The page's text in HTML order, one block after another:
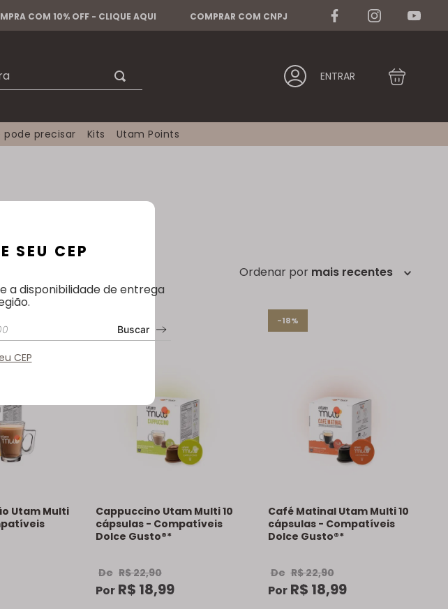
COM 10% OFF - CLIQUE AQUI COMPRAR COM CNPJ
ENTRAR
pode precisar Kits Utam Points
ordenar por mais recentes
Utam Multi
Cappuccino Utam Multi 10
cápsulas - Compatíveis
Dolce Gusto®*
De R$22,90
Por R$ 18,99
Café Matinal Utam Multi 10
cápsulas - Compatíveis
Dolce Gusto®*
De R$22,90
Por R$ 18,99
-18%
SEU CEP
a disponibilidade de entrega
Buscar
CEP